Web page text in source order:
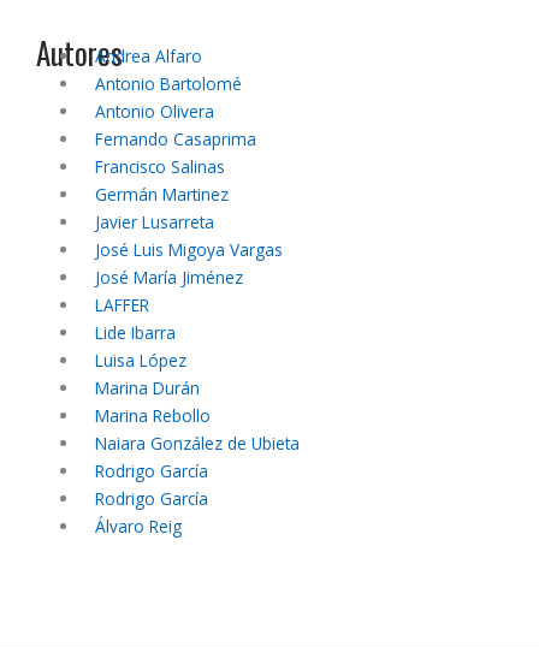
AutoresAndrea Alfaro
Antonio Bartolomé
Antonio Olivera
Fernando Casaprima
Francisco Salinas
Germán Martinez
Javier Lusarreta
José Luis Migoya Vargas
José María Jiménez
LAFFER
Lide Ibarra
Luisa López
Marina Durán
Marina Rebollo
Naiara González de Ubieta
Rodrigo García
Rodrigo García
Álvaro Reig